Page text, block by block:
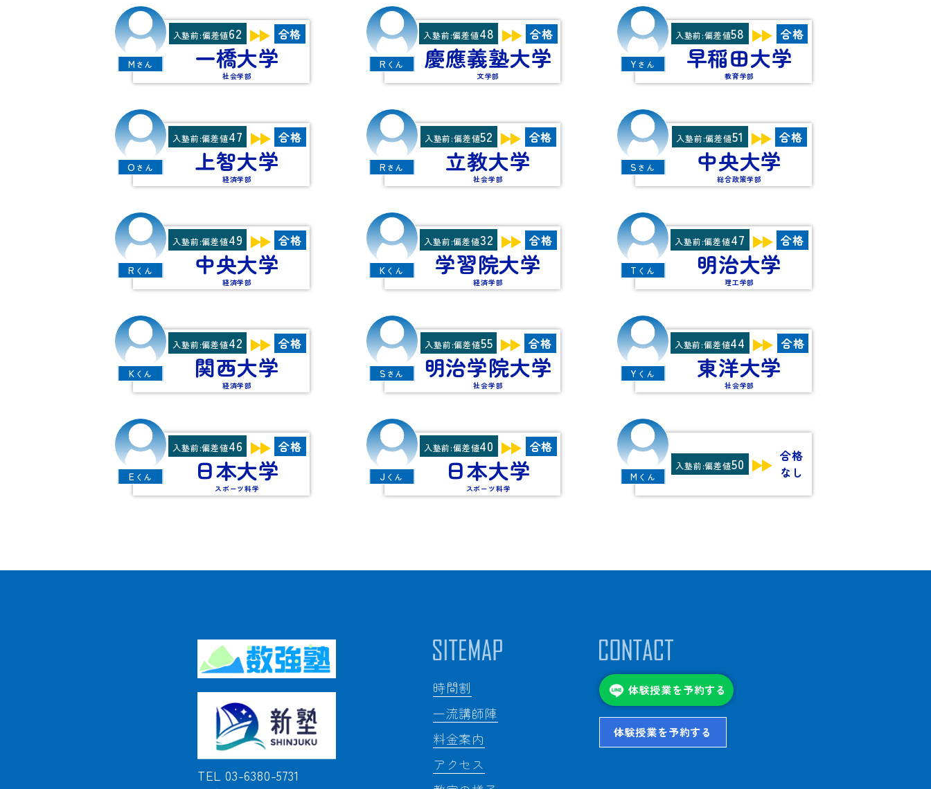
M さん
入塾前:偏差値62 合格
一橋大学
社会学部
R くん
入塾前:偏差値48 合格
慶應義塾大学
文学部
Y さん
入塾前:偏差値58 合格
早稲田大学
教育学部
O さん
入塾前:偏差値47 合格
上智大学
経済学部
R さん
入塾前:偏差値52 合格
立教大学
社会学部
S さん
入塾前:偏差値51 合格
中央大学
総合政策学部
R くん
入塾前:偏差値49 合格
中央大学
経済学部
K くん
入塾前:偏差値32 合格
学習院大学
経済学部
T くん
入塾前:偏差値47 合格
明治大学
理工学部
K くん
入塾前:偏差値42 合格
関西大学
経済学部
S さん
入塾前:偏差値55 合格
明治学院大学
社会学部
Y くん
入塾前:偏差値44 合格
東洋大学
社会学部
E くん
入塾前:偏差値46 合格
日本大学
スポーツ科学
J くん
入塾前:偏差値40 合格
日本大学
スポーツ科学
M くん
入塾前:偏差値50
合格
なし
TEL 03-6380-5731
時間割
一流講師陣
料金案内
アクセス
体験授業を予約する
体験授業を予約する